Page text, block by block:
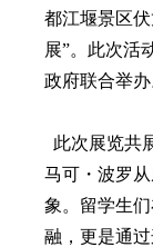
都江堰景区
展”。此次活
政府联合举办
此次展览共
马可・波罗
象。留学生
融，更是通